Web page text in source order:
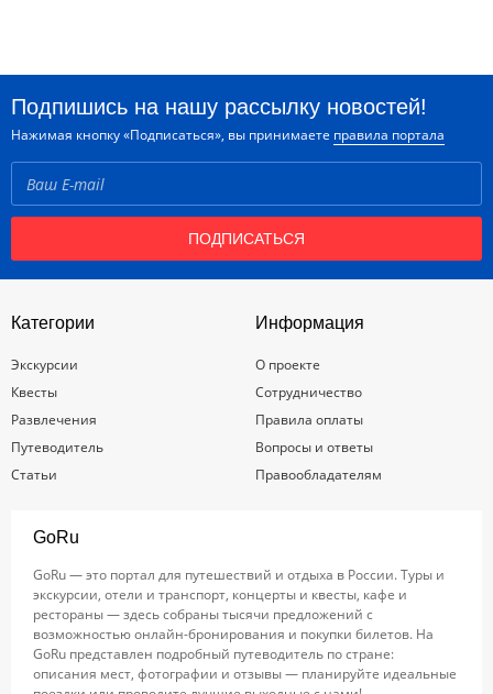
Подпишись на нашу рассылку новостей!
Нажимая кнопку «Подписаться», вы принимаете правила портала
ПОДПИСАТЬСЯ
Категории
Экскурсии
Квесты
Развлечения
Путеводитель
Статьи
Информация
О проекте
Сотрудничество
Правила оплаты
Вопросы и ответы
Правообладателям
GoRu
GoRu — это портал для путешествий и отдыха в России. Туры и
экскурсии, отели и транспорт, концерты и квесты, кафе и
рестораны — здесь собраны тысячи предложений с
возможностью онлайн-бронирования и покупки билетов. На
GoRu представлен подробный путеводитель по стране:
описания мест, фотографии и отзывы — планируйте идеальные